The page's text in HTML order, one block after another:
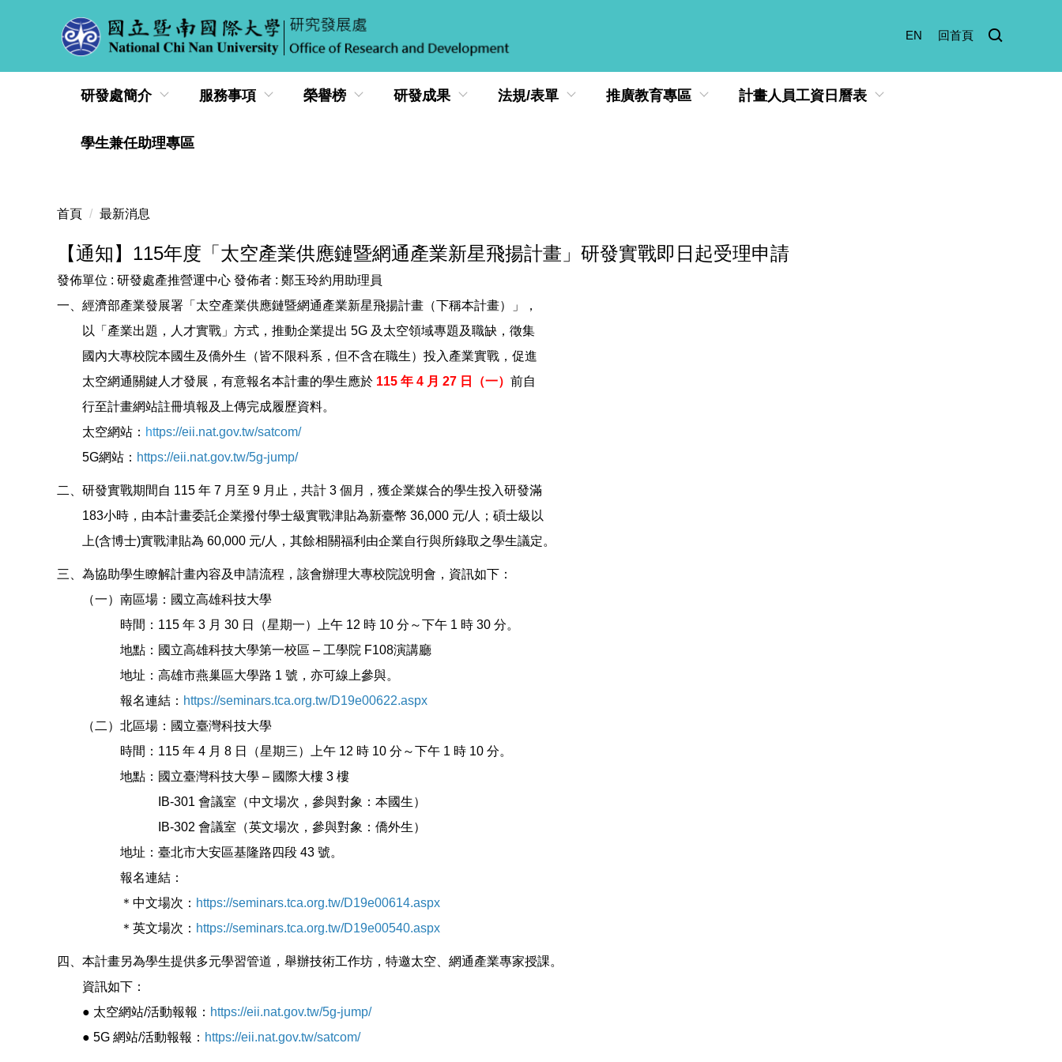
要
EN 回首頁
研發處簡介 服務事項 榮譽榜 研發成果 法規/表單 推廣教育專區 計畫人員工資日曆表
學生兼任助理專區
首頁 最新消息
【通知】115年度「太空產業供應鏈暨網通產業新星飛揚計畫」研發實戰即日起受理申請
發佈單位 : 研發處產推營運中心 發佈者 : 鄭玉玲約用助理員
一、經濟部產業發展署「太空產業供應鏈暨網通產業新星飛揚計畫（下稱本計畫）」，
以「產業出題，人才實戰」方式，推動企業提出 5G 及太空領域專題及職缺，徵集
國內大專校院本國生及僑外生（皆不限科系，但不含在職生）投入產業實戰，促進
太空網通關鍵人才發展，有意報名本計畫的學生應於 115 年 4 月 27 日（一） 前自
行至計畫網站註冊填報及上傳完成履歷資料。
太空網站： https://eii.nat.gov.tw/satcom/
5G網站： https://eii.nat.gov.tw/5g-jump/
二、研發實戰期間自 115 年 7 月至 9 月止，共計 3 個月，獲企業媒合的學生投入研發滿
183小時，由本計畫委託企業撥付學士級實戰津貼為新臺幣 36,000 元/人；碩士級以
上(含博士)實戰津貼為 60,000 元/人，其餘相關福利由企業自行與所錄取之學生議定。
三、為協助學生瞭解計畫內容及申請流程，該會辦理大專校院說明會，資訊如下：
（一）南區場：國立高雄科技大學
時間：115 年 3 月 30 日（星期一）上午 12 時 10 分～下午 1 時 30 分。
地點：國立高雄科技大學第一校區 – 工學院 F108演講廳
地址：高雄市燕巢區大學路 1 號，亦可線上參與。
報名連結： https://seminars.tca.org.tw/D19e00622.aspx
（二）北區場：國立臺灣科技大學
時間：115 年 4 月 8 日（星期三）上午 12 時 10 分～下午 1 時 10 分。
地點：國立臺灣科技大學 – 國際大樓 3 樓
IB-301 會議室（中文場次，參與對象：本國生）
IB-302 會議室（英文場次，參與對象：僑外生）
地址：臺北市大安區基隆路四段 43 號。
報名連結：
＊中文場次： https://seminars.tca.org.tw/D19e00614.aspx
＊英文場次： https://seminars.tca.org.tw/D19e00540.aspx
四、本計畫另為學生提供多元學習管道，舉辦技術工作坊，特邀太空、網通產業專家授課。
資訊如下：
● 太空網站/活動報報： https://eii.nat.gov.tw/5g-jump/
● 5G 網站/活動報報： https://eii.nat.gov.tw/satcom/